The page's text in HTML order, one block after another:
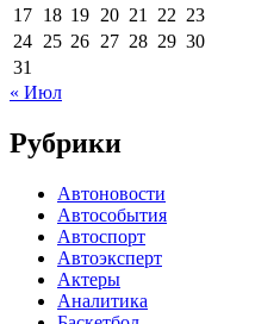
17 18 19 20 21 22 23
24 25 26 27 28 29 30
31
« Июл
Рубрики
Автоновости
Автособытия
Автоспорт
Автоэксперт
Актеры
Аналитика